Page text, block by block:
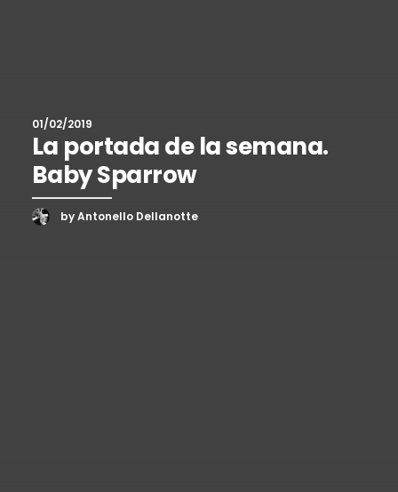
01/02/2019
La portada de la semana.
Baby Sparrow
by Antonello Dellanotte